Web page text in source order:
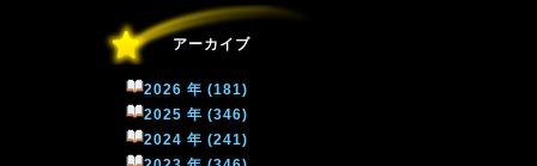
アーカイブ
2026 年 (181)
2025 年 (346)
2024 年 (241)